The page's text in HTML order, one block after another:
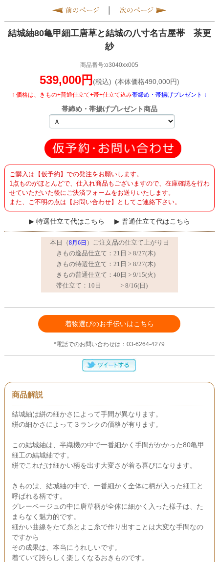
|
結城紬80亀甲細工唐草と結城の八寸名古屋帯 茶更
紗
商品番号:o3040xx005
539,000円 (税込) (本体価格490,000円)
↑ 価格は、きもの+普通仕立て+帯+仕立て込み帯締め・帯揚げプレゼント ↓
帯締め・帯揚げプレゼント商品
ご購入は【仮予約】での発注をお願いします。
1点ものがほとんどで、仕入れ商品もございますので、在庫確認を行わ
せていただいた後にご決済フォームをお送りいたします。
また、ご不明の点は【お問い合わせ】としてご連絡下さい。
特選仕立て代はこちら 普通仕立て代はこちら
着物選びのお手伝いはこちら
*電話でのお問い合わせは：03-6264-4279
商品解説
結城紬は絣の細かさによって手間が異なります。
絣の細かさによって３ランクの価格が有ります。
この結城紬は、半織機の中で一番細かく手間がかかった80亀甲
細工の結城紬です。
絣でこれだけ細かい柄を出す大変さが着る喜びになります。
きものは、結城紬の中で、一番細かく全体に柄が入った細工と
呼ばれる柄です。
グレーベージュの中に唐草柄が全体に細かく入った様子は、た
まらなく魅力的です。
細かい曲線をたて糸とよこ糸で作り出すことは大変な手間なの
ですから
その成果は、本当にうれしいです。
着ていて誇らしく楽しくなるおきものです。